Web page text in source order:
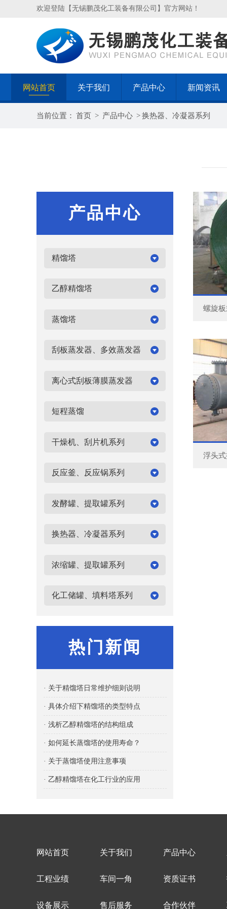
欢迎登陆【无锡鹏茂化工装备有限公司】官方网站！
网站首页 关于我们 产品中心 新闻资讯
当前位置： 首页 > 产品中心 >换热器、冷凝器系列
产品中心
精馏塔
乙醇精馏塔
蒸馏塔
刮板蒸发器、多效蒸发器
离心式刮板薄膜蒸发器
短程蒸馏
干燥机、刮片机系列
反应釜、反应锅系列
发酵罐、提取罐系列
换热器、冷凝器系列
浓缩罐、提取罐系列
化工储罐、填料塔系列
热门新闻
· 关于精馏塔日常维护细则说明
· 具体介绍下精馏塔的类型特点
· 浅析乙醇精馏塔的结构组成
· 如何延长蒸馏塔的使用寿命？
· 关于蒸馏塔使用注意事项
· 乙醇精馏塔在化工行业的应用
螺旋
浮头
网站首页 关于我们 产品中心
工程业绩 车间一角 资质证书
设备展示 售后服务 合作伙伴